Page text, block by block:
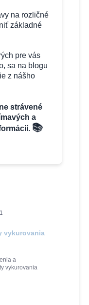
na rozličné
základné
pre vás
sa na blogu
z nášho
strávené
a
📚
a
vykurovania